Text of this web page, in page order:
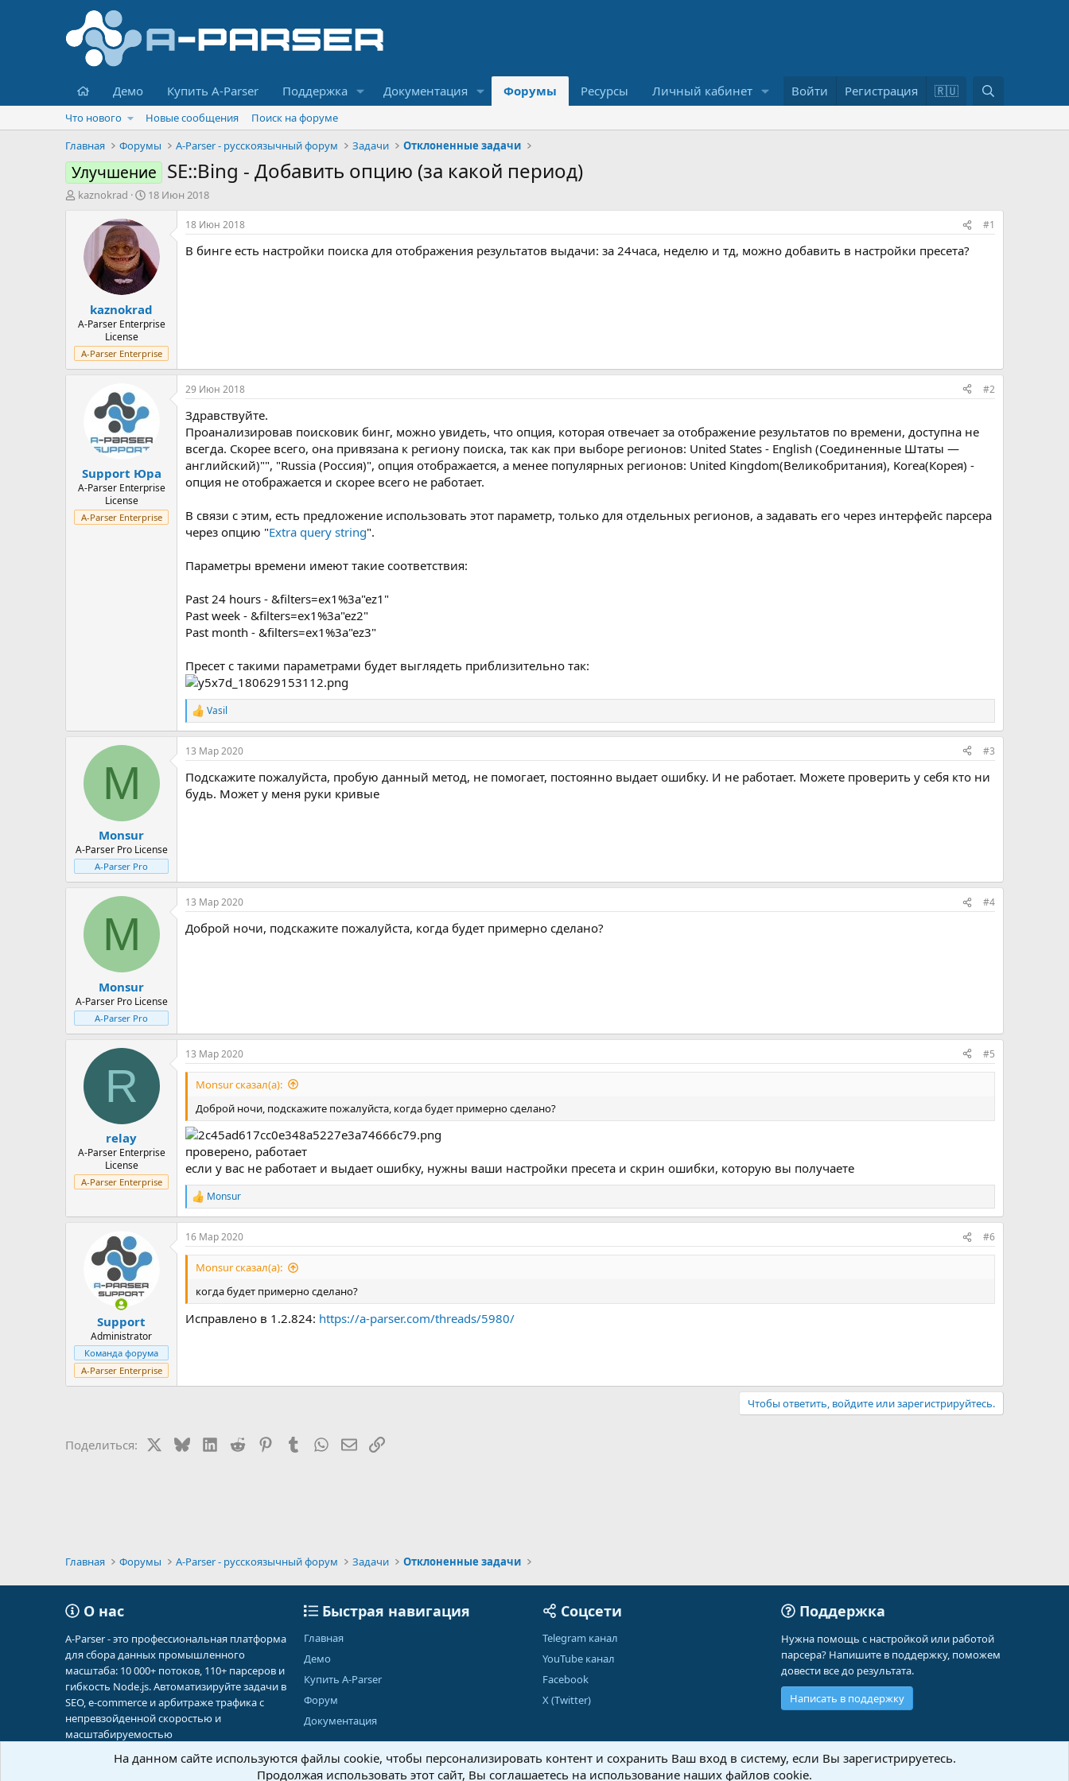
Главная
Демо Купить A-Parser Поддержка Документация Форумы Ресурсы Личный кабинет Войти Регистрация 🇷🇺
о
Что нового Новые сообщения
Поиск на форуме
Главная
Форумы A-Parser - русскоязычный форум Задачи Отклоненные задачи
Улучшение SE::Bing - Добавить опцию (за какой период)
А
kaznokrad
Д
а
н
а
ч
л
а
18 Июн 2018
kaznokrad
A-Parser Enterprise
License
A-Parser Enterprise
18 Июн 2018 #1
В бинге есть настройки поиска для отображения результатов выдачи: за 24часа, неделю и тд, можно добавить в настройки пресета?
Support Юра
A-Parser Enterprise
License
A-Parser Enterprise
29 Июн 2018 #2
Здравствуйте.
Проанализировав поисковик бинг, можно увидеть, что опция, которая отвечает за отображение результатов по времени, доступна не
всегда. Скорее всего, она привязана к региону поиска, так как при выборе регионов: United States - English (Соединенные Штаты —
английский)‎"", "Russia ‎(Россия)‎", опция отображается, а менее популярных регионов: United Kingdom‎(Великобритания), ‎Korea‎(Корея) -
опция не отображается и скорее всего не работает.
В связи с этим, есть предложение использовать этот параметр, только для отдельных регионов, а задавать его через интерфейс парсера
через опцию "Extra query string".
Параметры времени имеют такие соответствия:
Past 24 hours - &filters=ex1%3a"ez1"
Past week - &filters=ex1%3a"ez2"
Past month - &filters=ex1%3a"ez3"
Пресет с такими параметрами будет выглядеть приблизительно так:
Р
е
а
к
и
и
:
Vasil
M
Monsur
A-Parser Pro License
A-Parser Pro
13 Мар 2020 #3
Подскажите пожалуйста, пробую данный метод, не помогает, постоянно выдает ошибку. И не работает. Можете проверить у себя кто ни
будь. Может у меня руки кривые
M
Monsur
A-Parser Pro License
A-Parser Pro
13 Мар 2020 #4
Доброй ночи, подскажите пожалуйста, когда будет примерно сделано?
R
relay
A-Parser Enterprise
License
A-Parser Enterprise
13 Мар 2020 #5
Monsur сказал(а):
Доброй ночи, подскажите пожалуйста, когда будет примерно сделано?
проверено, работает
если у вас не работает и выдает ошибку, нужны ваши настройки пресета и скрин ошибки, которую вы получаете
Р
е
а
к
ц
и
Monsur
Support
Administrator
Команда форума
A-Parser Enterprise
16 Мар 2020 #6
Monsur сказал(а):
когда будет примерно сделано?
Исправлено в 1.2.824: https://a-parser.com/threads/5980/
Чтобы ответить, войдите или зарегистрируйтесь.
Поделиться: BlueskyLinkedIn
Reddit PinterestTumblrWhatsAppЭлектронная почта
Ссылка
Главная Форумы A-Parser - русскоязычный форум Задачи Отклоненные задачи
О нас
A-Parser - это профессиональная платформа
для сбора данных промышленного
масштаба: 10 000+ потоков, 110+ парсеров и
гибкость Node.js. Автоматизируйте задачи в
SEO, e-commerce и арбитраже трафика с
непревзойденной скоростью и
масштабируемостью
Быстрая навигация
Главная
Демо
Купить A-Parser
Форум
Документация
Соцсети
Telegram канал
YouTube канал
Facebook
X (Twitter)
Поддержка
Нужна помощь с настройкой или работой
парсера? Напишите в поддержку, поможем
довести все до результата.
Написать в поддержку
Обратная связь Условия и правила Политика конфиденциальности
На данном сайте используются файлы cookie, чтобы персонализировать контент и сохранить Ваш вход в систему, если Вы зарегистрируетесь.
Продолжая использовать этот сайт, Вы соглашаетесь на использование наших файлов cookie.